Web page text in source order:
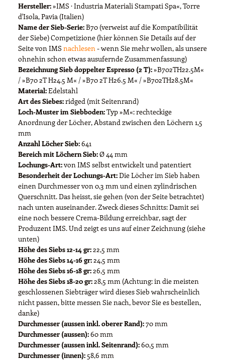
Hersteller:»IMS · Industria Materiali Stampati Spa«, Torre
d'Isola, Pavia (Italien)
Name der Sieb-Serie:B70 (verweist auf die Kompatibilität
der Siebe) Competizione (hier können Sie Details auf der
Seite von IMS nachlesen - wenn Sie mehr wollen, als unsere
ohnehin schon etwas ausufernde Zusammenfassung)
Bezeichnung Sieb doppelter Espresso (2 T):»B702TH22.5M«
/ »B70 2T H24.5 M« / »B70 2T H26.5 M« / »B702TH28.5M«
Material:Edelstahl
Art des Siebes:ridged (mit Seitenrand)
Loch-Muster im Siebboden:Typ »M«: rechteckige
Anordnung der Löcher, Abstand zwischen den Löchern 1,5
mm
Anzahl Löcher Sieb:641
Bereich mit Löchern Sieb:Ø 44 mm
Lochungs-Art:von IMS selbst entwickelt und patentiert
Besonderheit der Lochungs-Art:Die Löcher im Sieb haben
einen Durchmesser von 0,3 mm und einen zylindrischen
Querschnitt. Das heisst, sie gehen (von der Seite betrachtet)
nach unten auseinander. Zweck dieses Schnitts: Damit sei
eine noch bessere Crema-Bildung erreichbar, sagt der
Produzent IMS. Und zeigt es uns auf einer Zeichnung (siehe
unten)
Höhe des Siebs 12-14 gr: 22,5 mm
Höhe des Siebs 14-16 gr: 24,5 mm
Höhe des Siebs 16-18 gr: 26,5 mm
Höhe des Siebs 18-20 gr: 28,5 mm (Achtung: in die meisten
geschlossenen Siebträger wird dieses Sieb wahrscheinlich
nicht passen, bitte messen Sie nach, bevor Sie es bestellen,
danke)
Durchmesser (aussen inkl. oberer Rand):70 mm
Durchmesser (aussen):60 mm
Durchmesser (aussen inkl. Seitenrand):60,5 mm
Durchmesser (innen): 58,6 mm